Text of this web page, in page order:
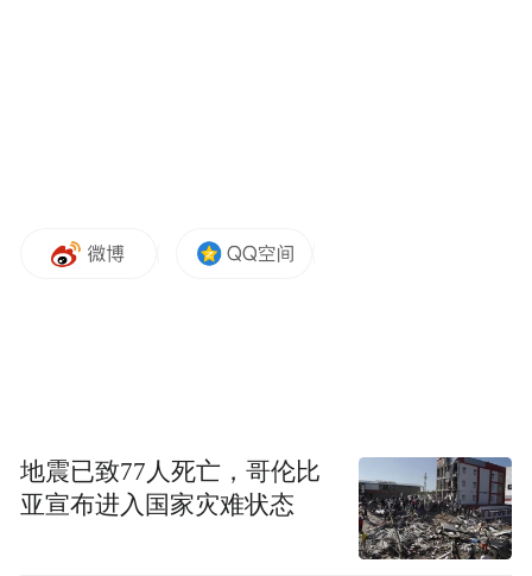
地震已致77人死亡，哥伦比
亚宣布进入国家灾难状态